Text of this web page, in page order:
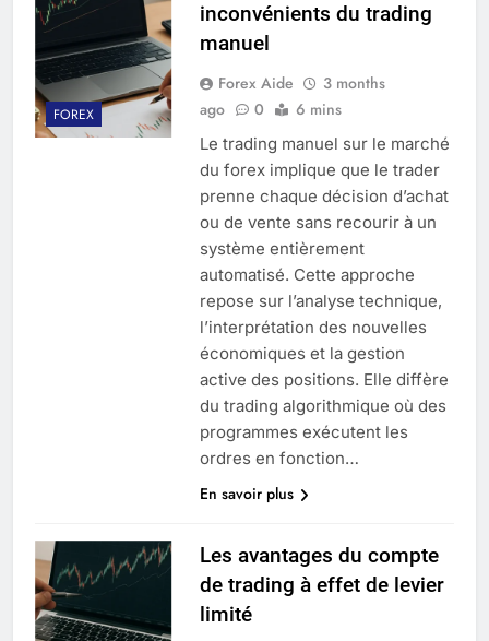
FOREX
inconvénients du trading
manuel
Forex Aide
3 months
ago
0 6 mins
Le trading manuel sur le marché
du forex implique que le trader
prenne chaque décision d’achat
ou de vente sans recourir à un
système entièrement
automatisé. Cette approche
repose sur l’analyse technique,
l’interprétation des nouvelles
économiques et la gestion
active des positions. Elle diffère
du trading algorithmique où des
programmes exécutent les
ordres en fonction…
En savoir plus
Les avantages du compte
de trading à effet de levier
limité